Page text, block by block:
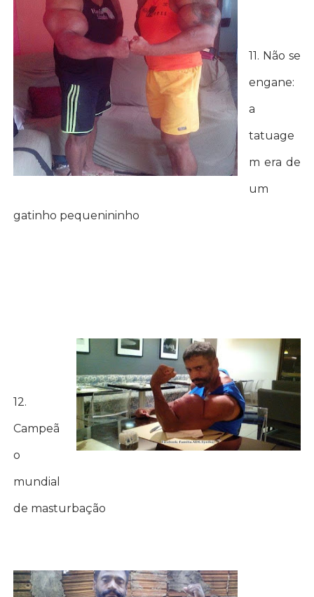
11. Não se
engane:
a
tatuage
m era de
um
gatinho pequenininho
12.
Campeã
o
mundial
de masturbação